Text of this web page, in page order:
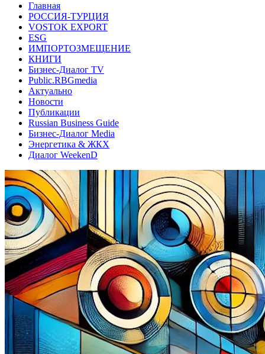
Главная
РОССИЯ-ТУРЦИЯ
VOSTOK EXPORT
ESG
ИМПОРТОЗМЕЩЕНИЕ
КНИГИ
Бизнес-Диалог TV
Public.RBGmedia
Актуально
Новости
Публикации
Russian Business Guide
Бизнес-Диалог Media
Энергетика & ЖКХ
Диалог WeekenD